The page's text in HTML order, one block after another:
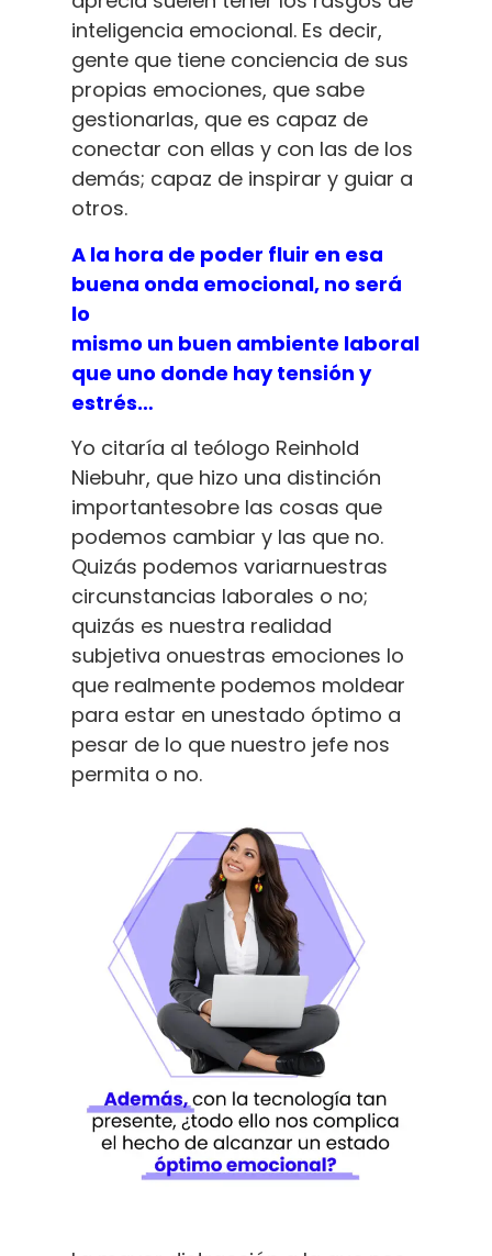
inteligencia emocional. Es decir,
gente que tiene conciencia de sus
propias emociones, que sabe
gestionarlas, que es capaz de
conectar con ellas y con las de los
demás; capaz de inspirar y guiar a
otros.
A la hora de poder fluir en esa
buena onda emocional, no será
lo
mismo un buen ambiente laboral
que uno donde hay tensión y
estrés…
Yo citaría al teólogo Reinhold
Niebuhr, que hizo una distinción
importantesobre las cosas que
podemos cambiar y las que no.
Quizás podemos variarnuestras
circunstancias laborales o no;
quizás es nuestra realidad
subjetiva onuestras emociones lo
que realmente podemos moldear
para estar en unestado óptimo a
pesar de lo que nuestro jefe nos
permita o no.